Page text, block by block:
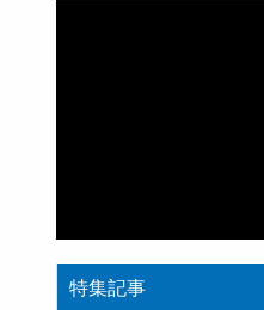
特集記事